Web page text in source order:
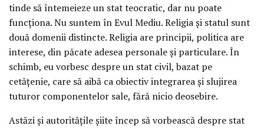
tinde să întemeieze un stat teocratic, dar nu poate
funcționa. Nu suntem în Evul Mediu. Religia și statul sunt
două domenii distincte. Religia are principii, politica are
interese, din păcate adesea personale și particulare. În
schimb, eu vorbesc despre un stat civil, bazat pe
cetățenie, care să aibă ca obiectiv integrarea și slujirea
tuturor componentelor sale, fără nicio deosebire.
Astăzi și autoritățile șiite încep să vorbească despre stat